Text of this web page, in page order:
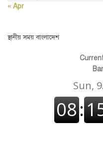
« Apr
স্থানীয় সময় বাংলাদেশ